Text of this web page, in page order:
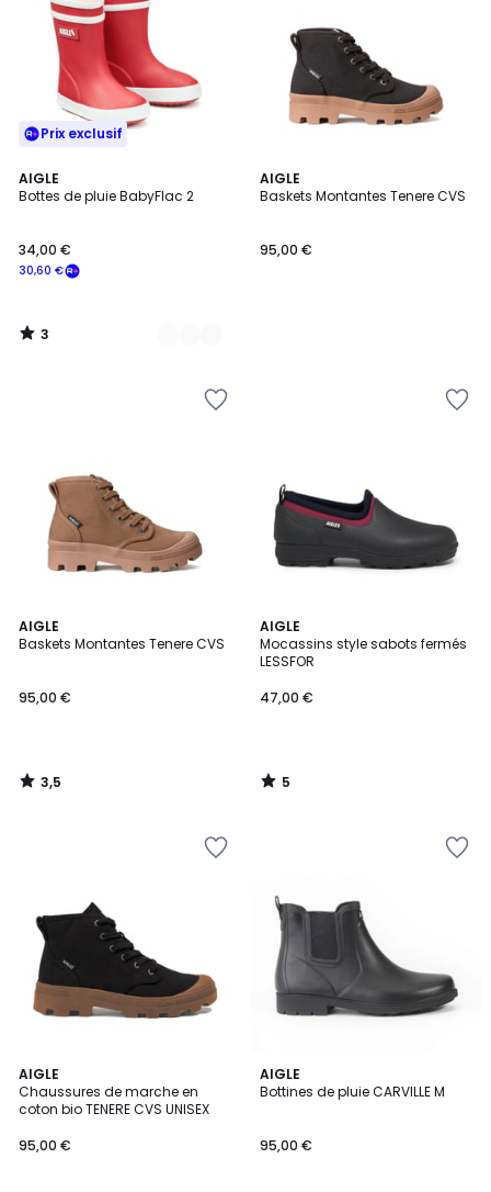
Prix exclusif
AIGLE
Bottes de pluie BabyFlac 2
30,60 €
34,00 €
3
/
3
Couleurs
3
/
AIGLE
Baskets Montantes Tenere CVS
95,00 €
AIGLE
Baskets Montantes Tenere CVS
95,00 €
3,5
/ 5
3,5
/
AIGLE
Mocassins style sabots fermés
LESSFOR
47,00 €
5
/
5
5
/
AIGLE
Chaussures de marche en
coton bio TENERE CVS UNISEX
95,00 €
AIGLE
Bottines de pluie CARVILLE M
95,00 €